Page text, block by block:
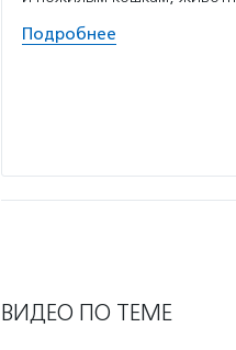
Подробнее
ВИДЕО ПО ТЕМЕ